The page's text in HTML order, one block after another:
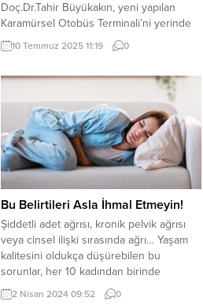
Doç.Dr.Tahir Büyükakın, yeni yapılan
Karamürsel Otobüs Terminali’ni yerinde
inceledi. KOCAELİ (İGFA) – Kocaeli
Büyükşehir Belediye Başkanı
ilçesinde devam eden projeleri yerinde
inceledi. Bu kapsamda, kısa süre içinde
hizmete alınması planlanan Karamürsel
Otobüs Terminali’ni gezen Başkan
Büyükakın, mevcut terminalin yetersiz
olması sebebi ile yerine...
10 Temmuz 2025 11:19 0
Bu Belirtileri Asla İhmal Etmeyin!
Şiddetli adet ağrısı, kronik pelvik ağrısı
veya cinsel ilişki sırasında ağrı… Yaşam
kalitesini oldukça düşürebilen bu
sorunlar, her 10 kadından birinde
rastlanan ‘endometriozis’ hastalığına
2 Nisan 2024 09:52 0